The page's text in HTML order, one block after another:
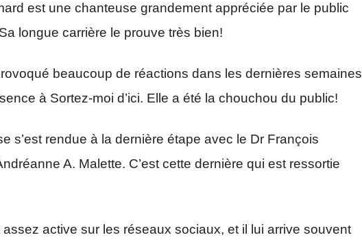
est une chanteuse grandement appréciée par le public
longue carrière le prouve très bien!
beaucoup de réactions dans les dernières semaines
à Sortez-moi d’ici. Elle a été la chouchou du public!
s’est rendue à la dernière étape avec le Dr François
A. Malette. C’est cette dernière qui est ressortie
assez active sur les réseaux sociaux, et il lui arrive souvent